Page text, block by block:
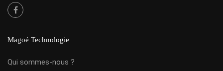
Magoé Technologie
Qui sommes-nous ?